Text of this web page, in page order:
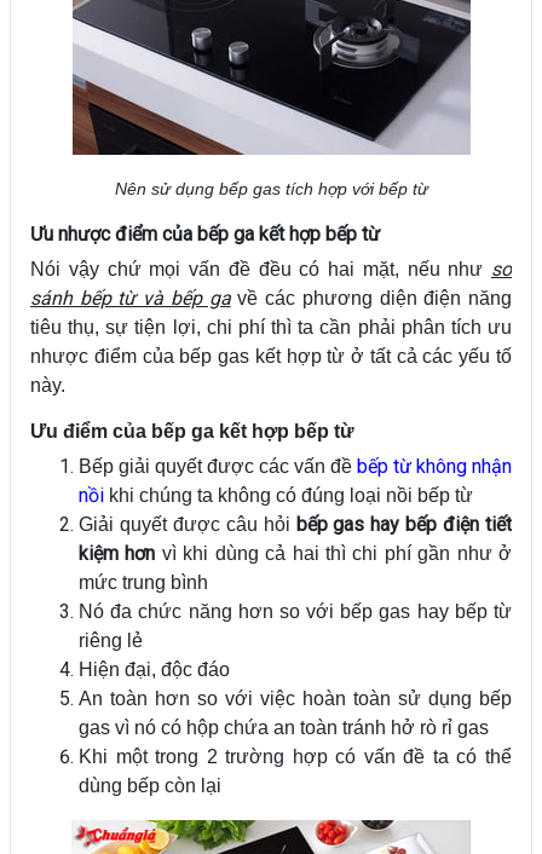
Nên sử dụng bếp gas tích hợp với bếp từ
Ưu nhược điểm của bếp ga kết hợp bếp từ
Nói vậy chứ mọi vấn đề đều có hai mặt, nếu như so
sánh bếp từ và bếp gavề các phương diện điện năng
tiêu thụ, sự tiện lợi, chi phí thì ta cần phải phân tích ưu
nhược điểm của bếp gas kết hợp từ ở tất cả các yếu tố
này.
Ưu điểm của bếp ga kết hợp bếp từ
Bếp giải quyết được các vấn đề bếp từ không nhận
nồi khi chúng ta không có đúng loại nồi bếp từ
Giải quyết được câu hỏi bếp gas hay bếp điện tiết
kiệm hơn vì khi dùng cả hai thì chi phí gần như ở
mức trung bình
Nó đa chức năng hơn so với bếp gas hay bếp từ
riêng lẻ
Hiện đại, độc đáo
An toàn hơn so với việc hoàn toàn sử dụng bếp
gas vì nó có hộp chứa an toàn tránh hở rò rỉ gas
Khi một trong 2 trường hợp có vấn đề ta có thể
dùng bếp còn lại